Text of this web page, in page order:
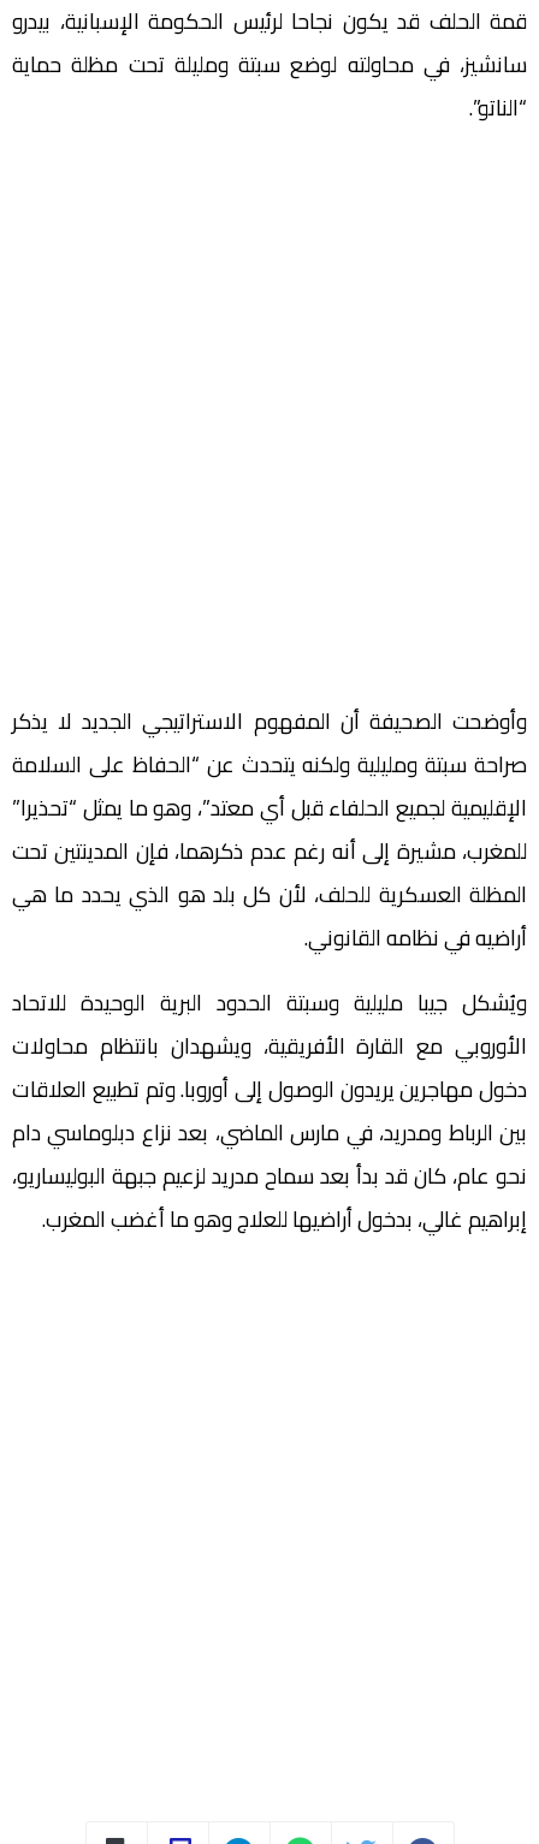
قمة الحلف قد يكون نجاحا لرئيس الحكومة الإسبانية، بيدرو
سانشيز، في محاولته لوضع سبتة ومليلة تحت مظلة حماية
“الناتو”.
وأوضحت الصحيفة أن المفهوم الاستراتيجي الجديد لا يذكر
صراحة سبتة ومليلية ولكنه يتحدث عن “الحفاظ على السلامة
الإقليمية لجميع الحلفاء قبل أي معتد”، وهو ما يمثل “تحذيرا”
للمغرب، مشيرة إلى أنه رغم عدم ذكرهما، فإن المدينتين تحت
المظلة العسكرية للحلف، لأن كل بلد هو الذي يحدد ما هي
أراضيه في نظامه القانوني.
ويُشكل جيبا مليلية وسبتة الحدود البرية الوحيدة للاتحاد
الأوروبي مع القارة الأفريقية، ويشهدان بانتظام محاولات
دخول مهاجرين يريدون الوصول إلى أوروبا. وتم تطبيع العلاقات
بين الرباط ومدريد، في مارس الماضي، بعد نزاع دبلوماسي دام
نحو عام، كان قد بدأ بعد سماح مدريد لزعيم جبهة البوليساريو،
إبراهيم غالي، بدخول أراضيها للعلاج وهو ما أغضب المغرب.